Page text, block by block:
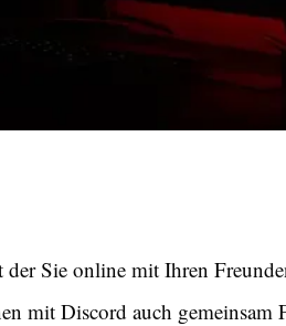
Sie online mit Ihren
mit Discord auch gemeinsam